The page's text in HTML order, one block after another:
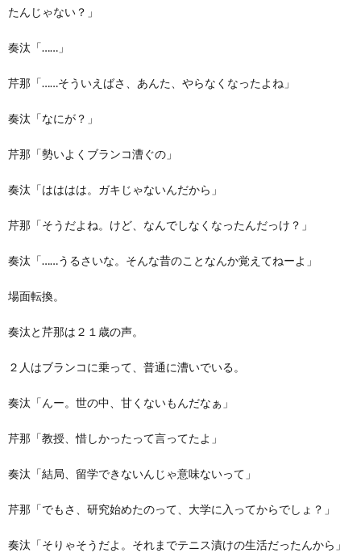
たんじゃない？」
奏汰「……」
芹那「……そういえばさ、あんた、やらなくなったよね」
奏汰「なにが？」
芹那「勢いよくブランコ漕ぐの」
奏汰「はははは。ガキじゃないんだから」
芹那「そうだよね。けど、なんでしなくなったんだっけ？」
奏汰「……うるさいな。そんな昔のことなんか覚えてねーよ」
場面転換。
奏汰と芹那は２１歳の声。
２人はブランコに乗って、普通に漕いでいる。
奏汰「んー。世の中、甘くないもんだなぁ」
芹那「教授、惜しかったって言ってたよ」
奏汰「結局、留学できないんじゃ意味ないって」
芹那「でもさ、研究始めたのって、大学に入ってからでしょ？」
奏汰「そりゃそうだよ。それまでテニス漬けの生活だったんから」